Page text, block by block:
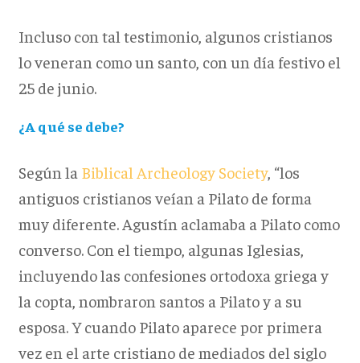
Incluso con tal testimonio, algunos cristianos
lo veneran como un santo, con un día festivo el
25 de junio.
¿A qué se debe?
Según la Biblical Archeology Society, “los
antiguos cristianos veían a Pilato de forma
muy diferente. Agustín aclamaba a Pilato como
converso. Con el tiempo, algunas Iglesias,
incluyendo las confesiones ortodoxa griega y
la copta, nombraron santos a Pilato y a su
esposa. Y cuando Pilato aparece por primera
vez en el arte cristiano de mediados del siglo